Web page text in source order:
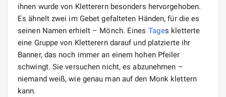
ihnen wurde von Kletterern besonders hervorgehoben.
Es ähnelt zwei im Gebet gefalteten Händen, für die es
seinen Namen erhielt – Mönch. Eines Tages kletterte
eine Gruppe von Kletterern darauf und platzierte ihr
Banner, das noch immer an einem hohen Pfeiler
schwingt. Sie versuchen nicht, es abzunehmen –
niemand weiß, wie genau man auf den Monk klettern
kann.